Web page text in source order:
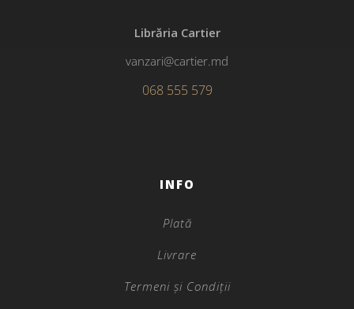
Librăria Cartier
vanzari@cartier.md
068 555 579
INFO
Plată
Livrare
Termeni și Condiții